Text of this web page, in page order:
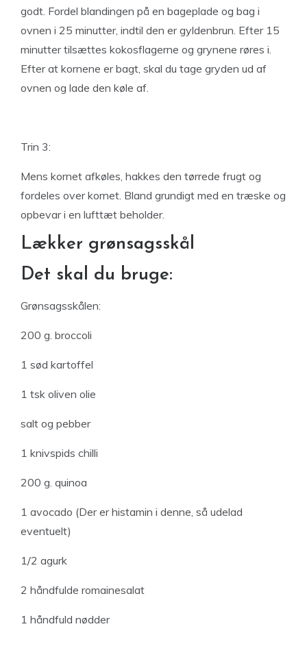
godt. Fordel blandingen på en bageplade og bag i
ovnen i 25 minutter, indtil den er gyldenbrun. Efter 15
minutter tilsættes kokosflagerne og grynene røres i.
Efter at kornene er bagt, skal du tage gryden ud af
ovnen og lade den køle af.
Trin 3:
Mens kornet afkøles, hakkes den tørrede frugt og
fordeles over kornet. Bland grundigt med en træske og
opbevar i en lufttæt beholder.
Lækker grønsagsskål
Det skal du bruge:
Grønsagsskålen:
200 g. broccoli
1 sød kartoffel
1 tsk oliven olie
salt og pebber
1 knivspids chilli
200 g. quinoa
1 avocado (Der er histamin i denne, så udelad
eventuelt)
1/2 agurk
2 håndfulde romainesalat
1 håndfuld nødder